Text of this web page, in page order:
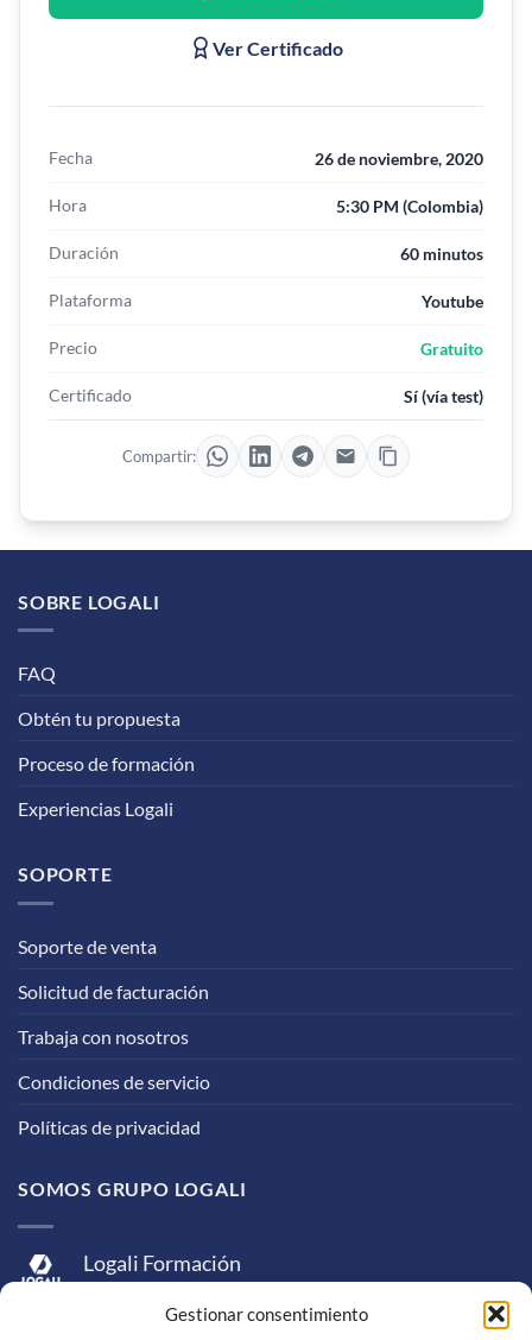
Gestionar consentimiento
Ver Certificado
Fecha 26 de noviembre, 2020
Hora 5:30 PM (Colombia)
Duración 60 minutos
Plataforma Youtube
Precio Gratuito
Certificado Sí (vía test)
Compartir:
SOBRE LOGALI
FAQ
Obtén tu propuesta
Proceso de formación
Experiencias Logali
SOPORTE
Soporte de venta
Solicitud de facturación
Trabaja con nosotros
Condiciones de servicio
Políticas de privacidad
SOMOS GRUPO LOGALI
Logali Formación
Logali Consultoría